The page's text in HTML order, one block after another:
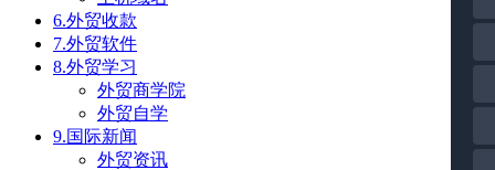
6.外贸收款
7.外贸软件
8.外贸学习
外贸商学院
外贸自学
9.国际新闻
外贸资讯